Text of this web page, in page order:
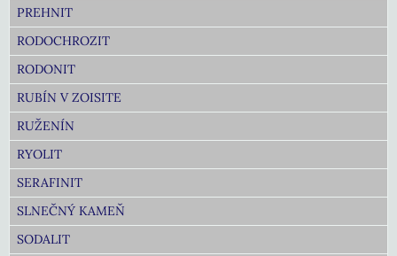
PREHNIT
RODOCHROZIT
RODONIT
RUBÍN V ZOISITE
RUŽENÍN
RYOLIT
SERAFINIT
SLNEČNÝ KAMEŇ
SODALIT